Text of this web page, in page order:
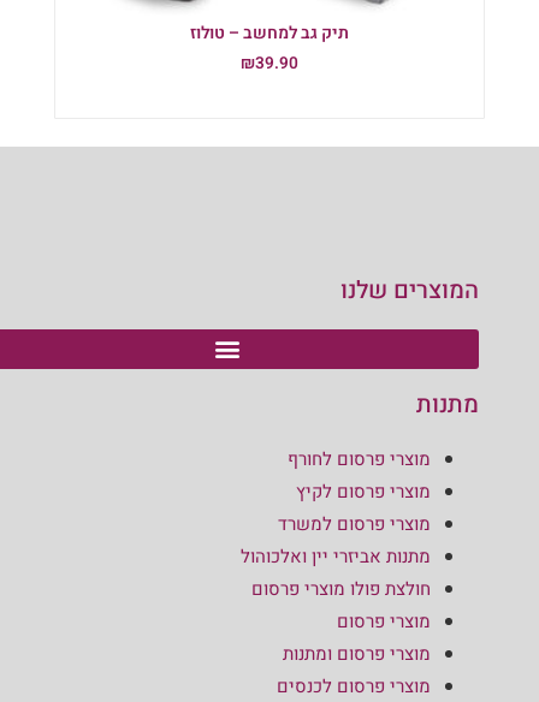
תיק גב למחשב – טולוז
₪39.90
המוצרים שלנו
מתנות
מוצרי פרסום לחורף
מוצרי פרסום לקיץ
מוצרי פרסום למשרד
מתנות אביזרי יין ואלכוהול
חולצת פולו מוצרי פרסום
מוצרי פרסום
מוצרי פרסום ומתנות
מוצרי פרסום לכנסים